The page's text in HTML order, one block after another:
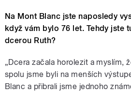
Na Mont Blanc jste naposledy
když vám bylo 76 let. Tehdy jste
dcerou Ruth?
„Dcera začala horolezit a myslím,
spolu jsme byli na menších
Blanc a přibrali jsme jednoho